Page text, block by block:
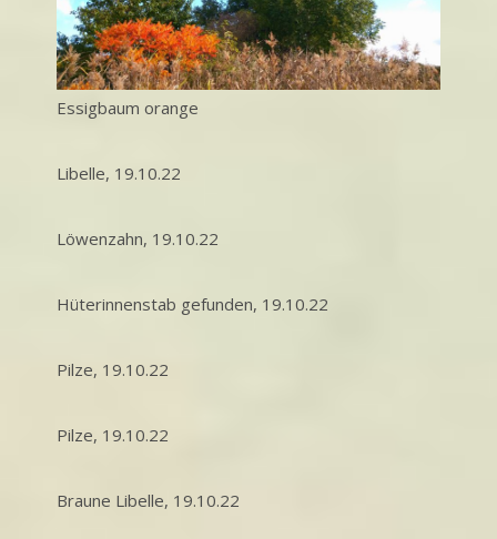
Essigbaum orange
Libelle, 19.10.22
Löwenzahn, 19.10.22
Hüterinnenstab gefunden, 19.10.22
Pilze, 19.10.22
Pilze, 19.10.22
Braune Libelle, 19.10.22